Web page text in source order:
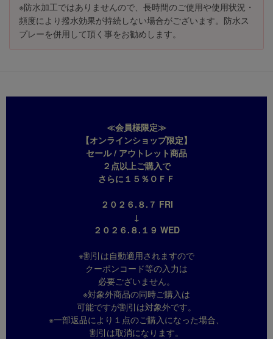
※防水加工ではありませんので、長時間のご使用や使用状況・
頻度により撥水効果が持続しない場合がございます。防水ス
プレーを併用して頂く事をお勧めします。
≪会員様限定≫
【オンラインショップ限定】
セール / アウトレット商品
２点以上ご購入で
さらに１５％ＯＦＦ
２０２６.８.７ FRI
↓
２０２６.８.１９ WED
※割引は自動適用されますので
クーポンコード等の入力は
必要ございません。
※対象外商品の同時ご購入は
可能ですが割引は対象外です。
※一部返品により１点のご購入になった場合、
割引は取消になります。